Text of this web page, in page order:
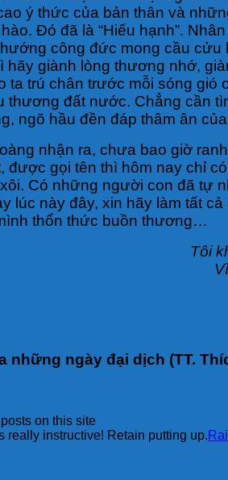
ý thức của bản thân và
Đó đã là “Hiếu hạnh”.
công đức mong cầu cửu
giành lòng thương nhớ,
ta trú chân trước mỗi sóng
thương đất nước. Chẳng cần
ngõ hầu đền đáp thâm ân
nhận ra, chưa bao giờ
được gọi tên thì hôm nay chỉ
Có những người con đã tự
lúc này đây, xin hãy làm tất
thổn thức buồn thương…
Tôi
những ngày đại dịch (TT.
on this site
really instructive! Retain putting up.